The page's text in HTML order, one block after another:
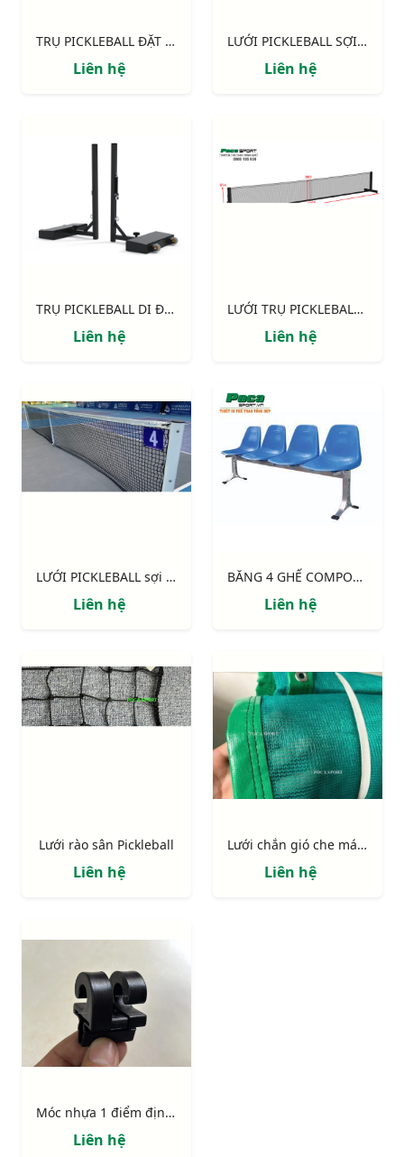
TRỤ PICKLEBALL ĐẶT NỔI | ỐNG KẼM 80 X 80MM S26222V
Liên hệ
LƯỚI PICKLEBALL SỢI 3.0MM 0.9m x 6.7m
Liên hệ
TRỤ PICKLEBALL DI ĐỘNG ĐỐI TRỌNG THÉP 62KG
Liên hệ
LƯỚI TRỤ PICKLEBALL THI ĐẤU DI ĐỘNG THÉP (kèm lưới)
Liên hệ
LƯỚI PICKLEBALL sợi 3mm không gút cao cấp
Liên hệ
BĂNG 4 GHẾ COMPOSITE
Liên hệ
Lưới rào sân Pickleball
Liên hệ
Lưới chắn gió che mát sân thể thao pickleball, tennis...
Liên hệ
Móc nhựa 1 điểm định vị có chốt
Liên hệ